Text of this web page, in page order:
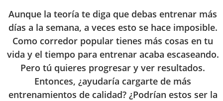
Aunque la teoría te diga que debas entrenar más
días a la semana, a veces esto se hace imposible.
Como corredor popular tienes más cosas en tu
vida y el tiempo para entrenar acaba escaseando.
Pero tú quieres progresar y ver resultados.
Entonces, ¿ayudaría cargarte de más
entrenamientos de calidad? ¿Podrían estos ser la